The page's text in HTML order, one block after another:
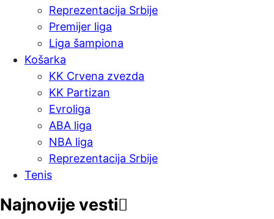
Reprezentacija Srbije
Premijer liga
Liga šampiona
Košarka
KK Crvena zvezda
KK Partizan
Evroliga
ABA liga
NBA liga
Reprezentacija Srbije
Tenis
Najnovije vesti